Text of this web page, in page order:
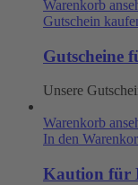
Warenkorb
Gutschein
Gutscheine
Unsere
Warenkorb
In den
Kaution für